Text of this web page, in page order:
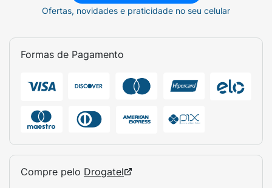
Ofertas, novidades e praticidade no seu celular
Formas de Pagamento
Compre pelo Drogatel